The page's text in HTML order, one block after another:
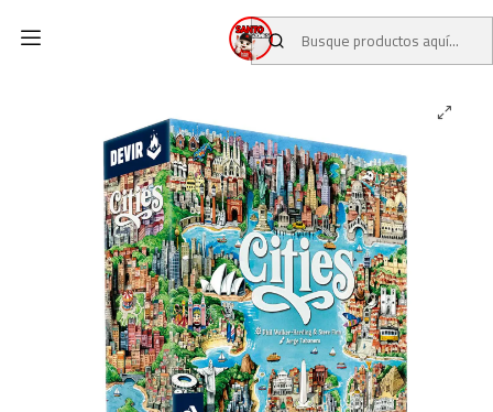
JUEGOS DE MESA Cities Juego de Mesa